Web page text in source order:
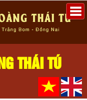
THÁI TÚ